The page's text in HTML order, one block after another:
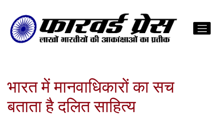
भारत में मानवाधिकारों का सच
बताता है दलित साहित्य